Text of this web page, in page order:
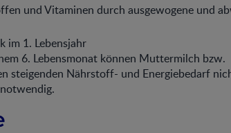
und Vitaminen durch ausgewogene und
im 1. Lebensjahr
6. Lebensmonat können Muttermilch bzw.
steigenden Nährstoff- und Energiebedarf